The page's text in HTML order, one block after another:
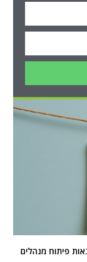
פיתוח מנהלים